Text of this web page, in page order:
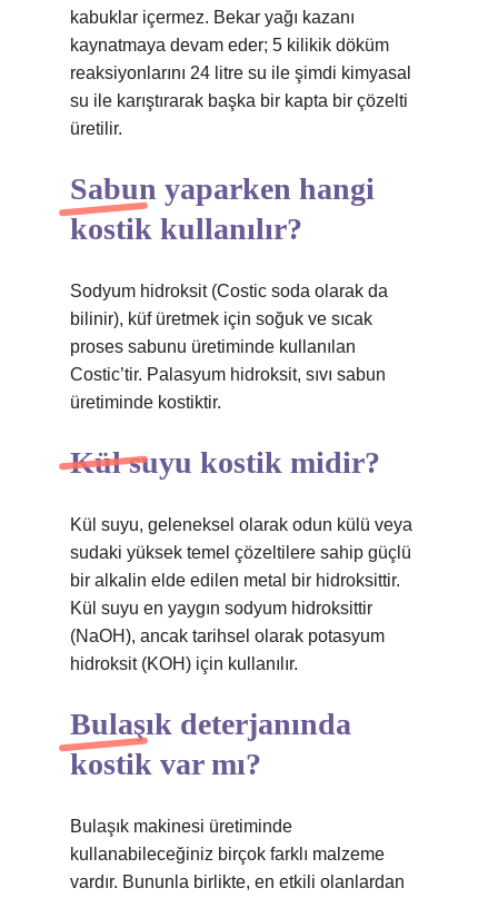
kabuklar içermez. Bekar yağı kazanı
kaynatmaya devam eder; 5 kilikik döküm
reaksiyonlarını 24 litre su ile şimdi kimyasal
su ile karıştırarak başka bir kapta bir çözelti
üretilir.
Sabun yaparken hangi
kostik kullanılır?
Sodyum hidroksit (Costic soda olarak da
bilinir), küf üretmek için soğuk ve sıcak
proses sabunu üretiminde kullanılan
Costic’tir. Palasyum hidroksit, sıvı sabun
üretiminde kostiktir.
Kül suyu kostik midir?
Kül suyu, geleneksel olarak odun külü veya
sudaki yüksek temel çözeltilere sahip güçlü
bir alkalin elde edilen metal bir hidroksittir.
Kül suyu en yaygın sodyum hidroksittir
(NaOH), ancak tarihsel olarak potasyum
hidroksit (KOH) için kullanılır.
Bulaşık deterjanında
kostik var mı?
Bulaşık makinesi üretiminde
kullanabileceğiniz birçok farklı malzeme
vardır. Bununla birlikte, en etkili olanlardan